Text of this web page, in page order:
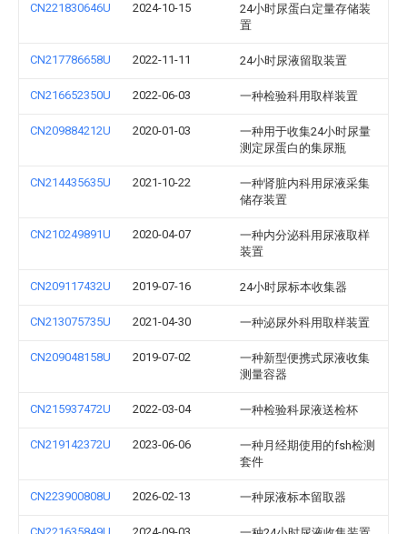
CN221830646U 2024-10-15
24小时尿蛋白定量存储装
置
CN217786658U 2022-11-11 24小时尿液留取装置
CN216652350U 2022-06-03 一种检验科用取样装置
CN209884212U 2020-01-03
一种用于收集24小时尿量
测定尿蛋白的集尿瓶
CN214435635U 2021-10-22
一种肾脏内科用尿液采集
储存装置
CN210249891U 2020-04-07
一种内分泌科用尿液取样
装置
CN209117432U 2019-07-16 24小时尿标本收集器
CN213075735U 2021-04-30 一种泌尿外科用取样装置
CN209048158U 2019-07-02
一种新型便携式尿液收集
测量容器
CN215937472U 2022-03-04 一种检验科尿液送检杯
CN219142372U 2023-06-06
一种月经期使用的fsh检测
套件
CN223900808U 2026-02-13 一种尿液标本留取器